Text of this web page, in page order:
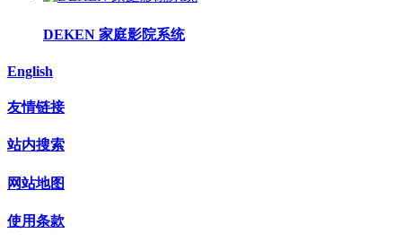
DEKEN 家庭影院系统
English
友情链接
站内搜索
网站地图
使用条款